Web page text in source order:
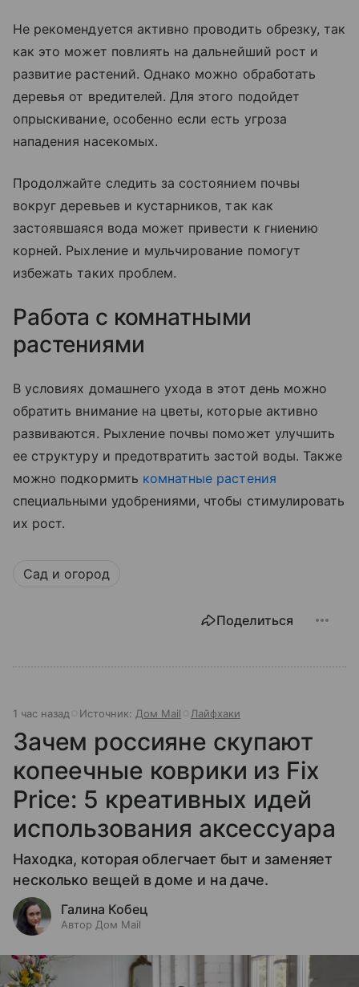
Не рекомендуется активно проводить обрезку, так
как это может повлиять на дальнейший рост и
развитие растений. Однако можно обработать
деревья от вредителей. Для этого подойдет
опрыскивание, особенно если есть угроза
нападения насекомых.
Продолжайте следить за состоянием почвы
вокруг деревьев и кустарников, так как
застоявшаяся вода может привести к гниению
корней. Рыхление и мульчирование помогут
избежать таких проблем.
Работа с комнатными
растениями
В условиях домашнего ухода в этот день можно
обратить внимание на цветы, которые активно
развиваются. Рыхление почвы поможет улучшить
ее структуру и предотвратить застой воды. Также
можно подкормить комнатные растения
специальными удобрениями, чтобы стимулировать
их рост.
Сад и огород
Поделиться
1 час назад Источник: Дом Mail Лайфхаки
Зачем россияне скупают
копеечные коврики из Fix
Price: 5 креативных идей
использования аксессуара
Находка, которая облегчает быт и заменяет
несколько вещей в доме и на даче.
Галина Кобец
Автор Дом Mail